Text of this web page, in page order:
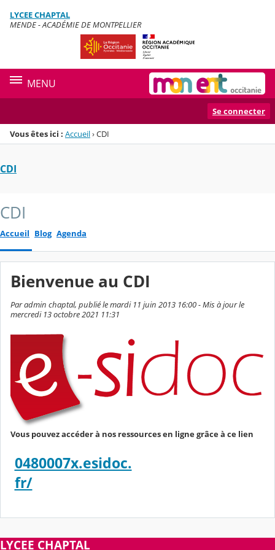
Menu de la rubrique
Contenu
LYCEE CHAPTAL
MENDE - ACADÉMIE DE MONTPELLIER
MENU
Se connecter
Vous êtes ici : Accueil›CDI
CDI
CDI
Accueil Blog Agenda
Bienvenue au CDI
Par admin chaptal, publié le mardi 11 juin 2013 16:00 - Mis à jour le
mercredi 13 octobre 2021 11:31
Vous pouvez accéder à nos ressources en ligne grâce à ce lien
0480007x.esidoc.
fr/
LYCEE CHAPTAL